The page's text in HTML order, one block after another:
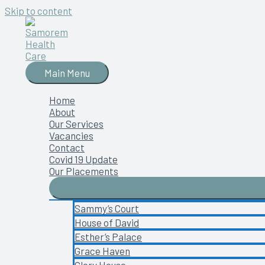
Skip to content
Main Menu
Home
About
Our Services
Vacancies
Contact
Covid 19 Update
Our Placements
Sammy’s Court
House of David
Esther’s Palace
Grace Haven